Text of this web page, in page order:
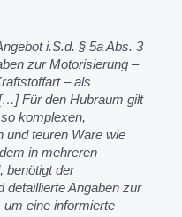
i.S.d. § 5a Abs. 3
zur Motorisierung –
– als
Für den Hubraum gilt
komplexen,
und teuren Ware wie
in mehreren
benötigt der
detaillierte Angaben zur
eine informierte